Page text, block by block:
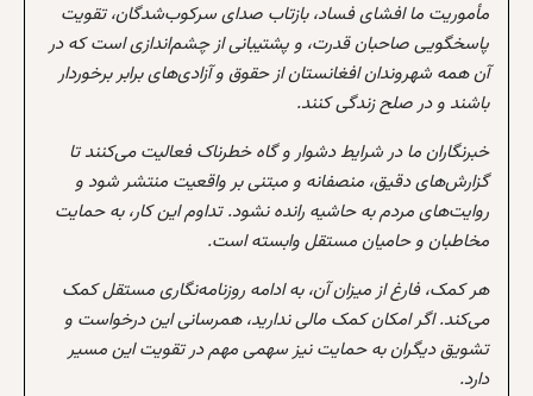
مأموریت ما افشای فساد، بازتاب صدای سرکوب‌شدگان، تقویت
پاسخگویی صاحبان قدرت، و پشتیبانی از چشم‌اندازی است که در
آن همه شهروندان افغانستان از حقوق و آزادی‌های برابر برخوردار
باشند و در صلح زندگی کنند.
خبرنگاران ما در شرایط دشوار و گاه خطرناک فعالیت می‌کنند تا
گزارش‌های دقیق، منصفانه و مبتنی بر واقعیت منتشر شود و
روایت‌های مردم به حاشیه رانده نشود. تداوم این کار، به حمایت
مخاطبان و حامیان مستقل وابسته است.
هر کمک، فارغ از میزان آن، به ادامه روزنامه‌نگاری مستقل کمک
می‌کند. اگر امکان کمک مالی ندارید، همرسانی این درخواست و
تشویق دیگران به حمایت نیز سهمی مهم در تقویت این مسیر
دارد.